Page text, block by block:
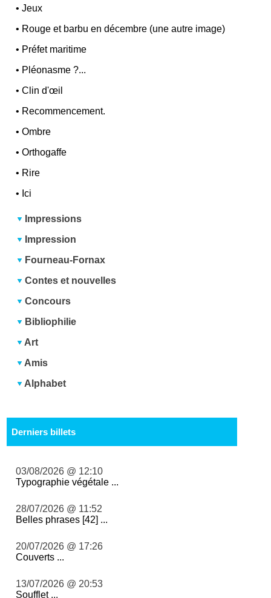
•Jeux
• Rouge et barbu en décembre (une autre image)
• Préfet maritime
• Pléonasme ?...
•Clin d'œil
• Recommencement.
•Ombre
•Orthogaffe
• Rire
• Ici
Impressions
Impression
Fourneau-Fornax
Contes et nouvelles
Concours
Bibliophilie
Art
Amis
Alphabet
Derniers billets
03/08/2026 @ 12:10
Typographie végétale ...
28/07/2026 @ 11:52
Belles phrases [42] ...
20/07/2026 @ 17:26
Couverts ...
13/07/2026 @ 20:53
Soufflet ...